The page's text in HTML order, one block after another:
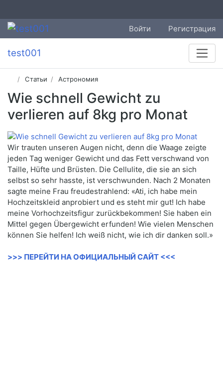
Войти Регистрация
test001
Статьи Астрономия
Wie schnell Gewicht zu
verlieren auf 8kg pro Monat
Wir trauten unseren Augen nicht, denn die Waage zeigte
jeden Tag weniger Gewicht und das Fett verschwand von
Taille, Hüfte und Brüsten. Die Cellulite, die sie an sich
selbst so sehr hasste, ist verschwunden. Nach 2 Monaten
sagte meine Frau freudestrahlend: «Ati, ich habe mein
Hochzeitskleid anprobiert und es steht mir gut! Ich habe
meine Vorhochzeitsfigur zurückbekommen! Sie haben ein
Mittel gegen Übergewicht erfunden! Wie vielen Menschen
können Sie helfen! Ich weiß nicht, wie ich dir danken soll.»
>>> ПЕРЕЙТИ НА ОФИЦИАЛЬНЫЙ САЙТ <<<